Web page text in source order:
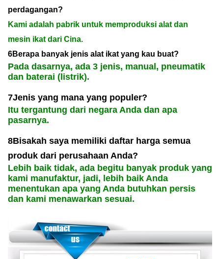
perdagangan?
Kami adalah pabrik untuk memproduksi alat dan
mesin ikat dari Cina.
6Berapa banyak jenis alat ikat yang kau buat?
Pada dasarnya, ada 3 jenis, manual, pneumatik
dan baterai (listrik).
7Jenis yang mana yang populer?
Itu tergantung dari negara Anda dan apa
pasarnya.
8Bisakah saya memiliki daftar harga semua
produk dari perusahaan Anda?
Lebih baik tidak, ada begitu banyak produk yang
kami manufaktur, jadi, lebih baik Anda
menentukan apa yang Anda butuhkan persis
dan kami menawarkan sesuai.